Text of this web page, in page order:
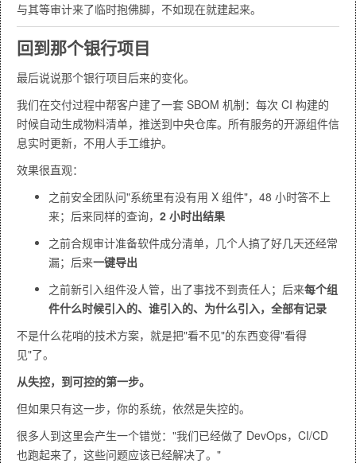
与其等审计来了临时抱佛脚，不如现在就建起来。
回到那个银行项目
最后说说那个银行项目后来的变化。
我们在交付过程中帮客户建了一套 SBOM 机制：每次 CI 构建的
时候自动生成物料清单，推送到中央仓库。所有服务的开源组件信
息实时更新，不用人手工维护。
效果很直观：
之前安全团队问"系统里有没有用 X 组件"，48 小时答不上
来；后来同样的查询， 2 小时出结果
之前合规审计准备软件成分清单，几个人搞了好几天还经常
漏；后来一键导出
之前新引入组件没人管，出了事找不到责任人；后来每个组
件什么时候引入的、谁引入的、为什么引入，全部有记录
不是什么花哨的技术方案，就是把"看不见"的东西变得"看得
见"了。
从失控，到可控的第一步。
但如果只有这一步，你的系统，依然是失控的。
很多人到这里会产生一个错觉："我们已经做了 DevOps，CI/CD
也跑起来了，这些问题应该已经解决了。"